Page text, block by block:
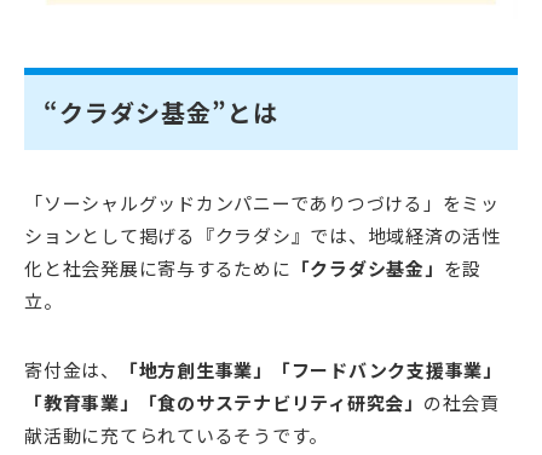
“クラダシ基金”とは
「ソーシャルグッドカンパニーでありつづける」をミッ
ションとして掲げる『クラダシ』では、地域経済の活性
化と社会発展に寄与するために 「クラダシ基金」 を設
立。
寄付金は、
「地方創生事業」「フードバンク支援事業」
「教育事業」「食のサステナビリティ研究会」 の社会貢
献活動に充てられているそうです。